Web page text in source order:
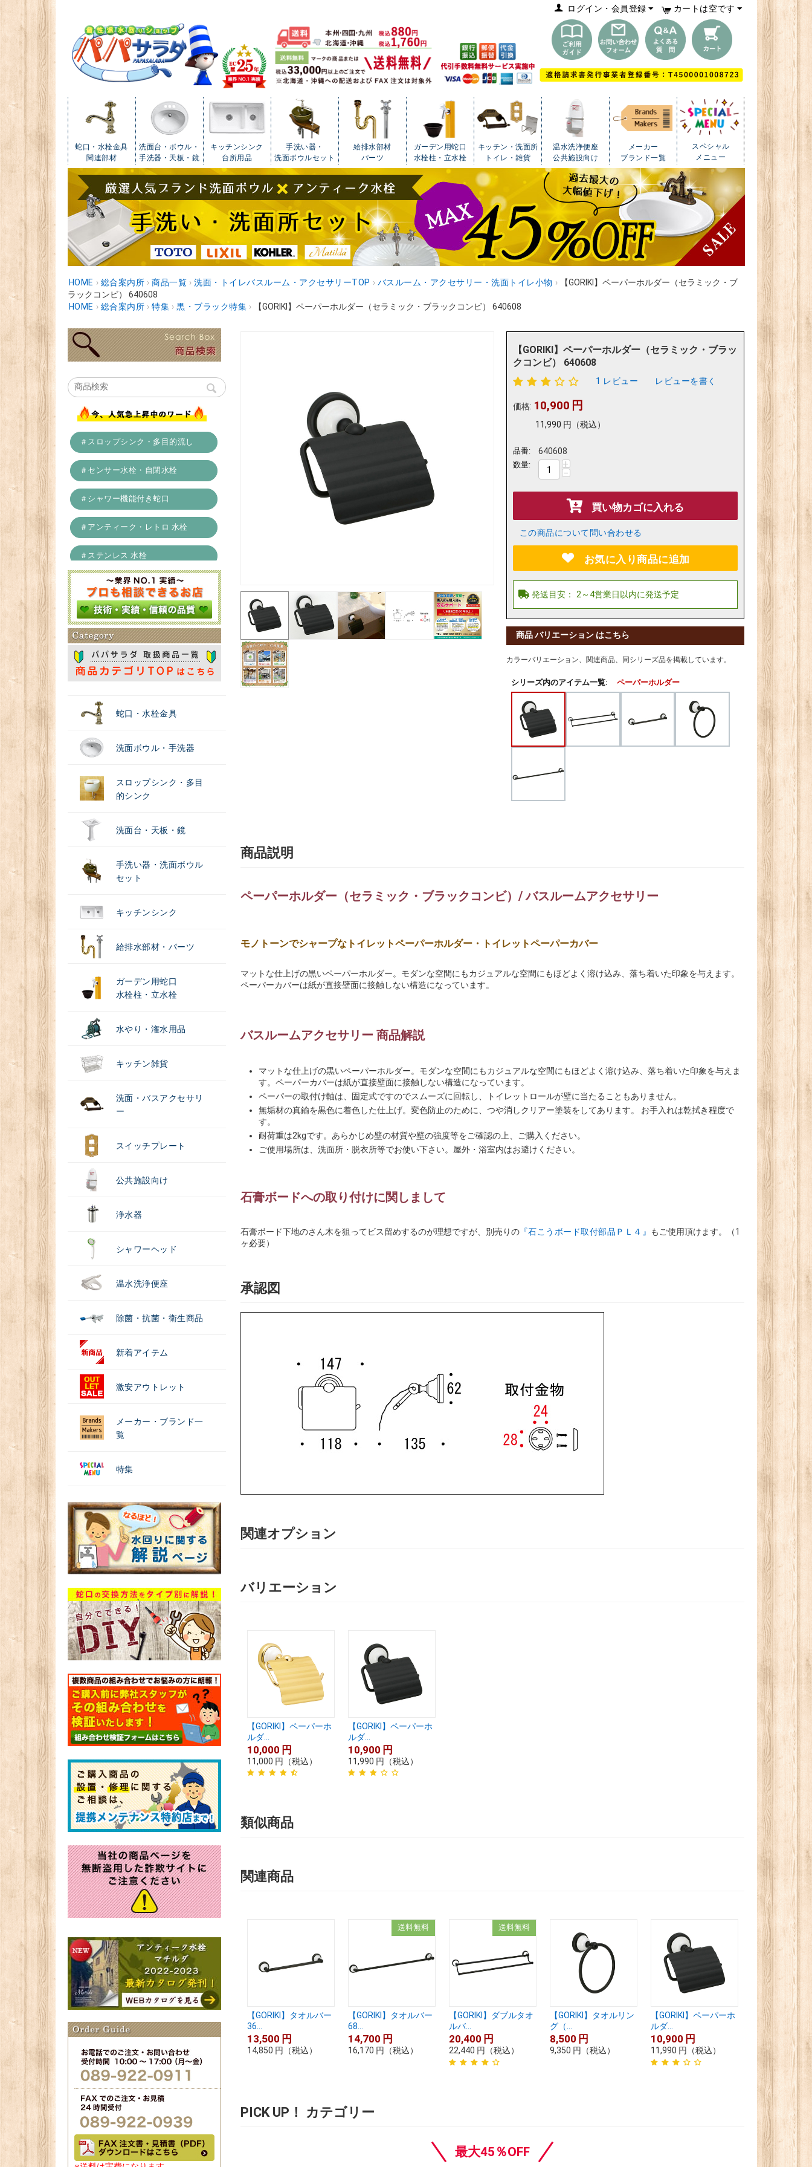
カートは空です
ログイン・会員登録
蛇口・水栓金具
関連部材
洗面台・ボウル・
手洗器・天板・鏡
キッチンシンク
台所用品
手洗い器・
洗面ボウルセット
給排水部材
パーツ
ガーデン用蛇口
水栓柱・立水栓
キッチン・洗面所
トイレ・雑貨
温水洗浄便座
公共施設向け
メーカー
ブランド一覧
スペシャル
メニュー
HOME › 総合案内所 › 商品一覧 › 洗面・トイレバスルーム・アクセサリーTOP › バスルーム・アクセサリー・洗面トイレ小物 ›
【GORIKI】ペーパーホルダー（セラミック・ブ
ラックコンビ） 640608
HOME › 総合案内所 › 特集 › 黒・ブラック特集 › 【GORIKI】ペーパーホルダー（セラミック・ブラックコンビ） 640608
＃スロップシンク・多目的流し
＃センサー水栓・自閉水栓
＃シャワー機能付き蛇口
＃アンティーク・レトロ 水栓
＃ステンレス 水栓
＃浄水器
蛇口・水栓金具
洗面ボウル・手洗器
スロップシンク・多目
的シンク
洗面台・天板・鏡
手洗い器・洗面ボウル
セット
キッチンシンク
給排水部材・パーツ
ガーデン用蛇口
水栓柱・立水栓
水やり・潅水用品
キッチン雑貨
洗面・バスアクセサリ
ー
スイッチプレート
公共施設向け
浄水器
シャワーヘッド
温水洗浄便座
除菌・抗菌・衛生商品
新着アイテム
激安アウトレット
メーカー・ブランド一
覧
特集
【GORIKI】ペーパーホルダー（セラミック・ブラッ
クコンビ） 640608
1 レビュー レビューを書く
価格: 10,900 円
11,990 円 （税込）
品番: 640608
数量: +
−
買い物カゴに入れる
この商品について問い合わせる
お気に入り商品に追加
商品 バリエーション はこちら
カラーバリエーション、関連商品、同シリーズ品を掲載しています。
シリーズ内のアイテム一覧: ペーパーホルダー
商品説明
ペーパーホルダー（セラミック・ブラックコンビ）/ バスルームアクセサリー
モノトーンでシャープなトイレットペーパーホルダー・トイレットペーパーカバー
マットな仕上げの黒いペーパーホルダー。モダンな空間にもカジュアルな空間にもほどよく溶け込み、落ち着いた印象を与えます。
ペーパーカバーは紙が直接壁面に接触しない構造になっています。
バスルームアクセサリー 商品解説
マットな仕上げの黒いペーパーホルダー。モダンな空間にもカジュアルな空間にもほどよく溶け込み、落ち着いた印象を与えま
す。ペーパーカバーは紙が直接壁面に接触しない構造になっています。
ペーパーの取付け軸は、固定式ですのでスムーズに回転し、トイレットロールが壁に当たることもありません。
無垢材の真鍮を黒色に着色した仕上げ。変色防止のために、つや消しクリアー塗装をしてあります。 お手入れは乾拭き程度で
す。
耐荷重は2kgです。あらかじめ壁の材質や壁の強度等をご確認の上、ご購入ください。
ご使用場所は、洗面所・脱衣所等でお使い下さい。屋外・浴室内はお避けください。
石膏ボードへの取り付けに関しまして
石膏ボード下地のさん木を狙ってビス留めするのが理想ですが、別売りの『石こうボード取付部品ＰＬ４』
もご使用頂けます。（1
ヶ必要）
承認図
関連オプション
バリエーション
【GORIKI】ペーパーホ
ルダ...
10,000 円
11,000 円 （税込）
【GORIKI】ペーパーホ
ルダ...
10,900 円
11,990 円 （税込）
類似商品
関連商品
【GORIKI】タオルバー
36...
13,500 円
14,850 円 （税込）
送料無料
【GORIKI】タオルバー
68...
14,700 円
16,170 円 （税込）
送料無料
【GORIKI】ダブルタオ
ルバ...
20,400 円
22,440 円 （税込）
【GORIKI】タオルリン
グ（...
8,500 円
9,350 円 （税込）
【GORIKI】ペーパーホ
ルダ...
10,900 円
11,990 円 （税込）
PICK UP！ カテゴリー
最大45％OFF